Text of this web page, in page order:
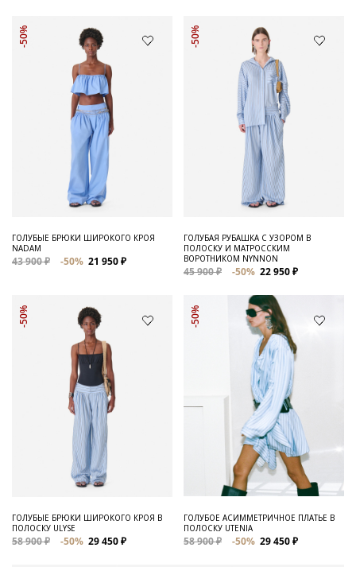
-50%
ГОЛУБЫЕ БРЮКИ ШИРОКОГО КРОЯ
NADAM
43 900 ₽ -50% 21 950 ₽
-50%
ГОЛУБАЯ РУБАШКА С УЗОРОМ В
ПОЛОСКУ И МАТРОССКИМ
ВОРОТНИКОМ NYNNON
45 900 ₽ -50% 22 950 ₽
-50%
ГОЛУБЫЕ БРЮКИ ШИРОКОГО КРОЯ В
ПОЛОСКУ ULYSE
58 900 ₽ -50% 29 450 ₽
-50%
ГОЛУБОЕ АСИММЕТРИЧНОЕ ПЛАТЬЕ В
ПОЛОСКУ UTENIA
58 900 ₽ -50% 29 450 ₽